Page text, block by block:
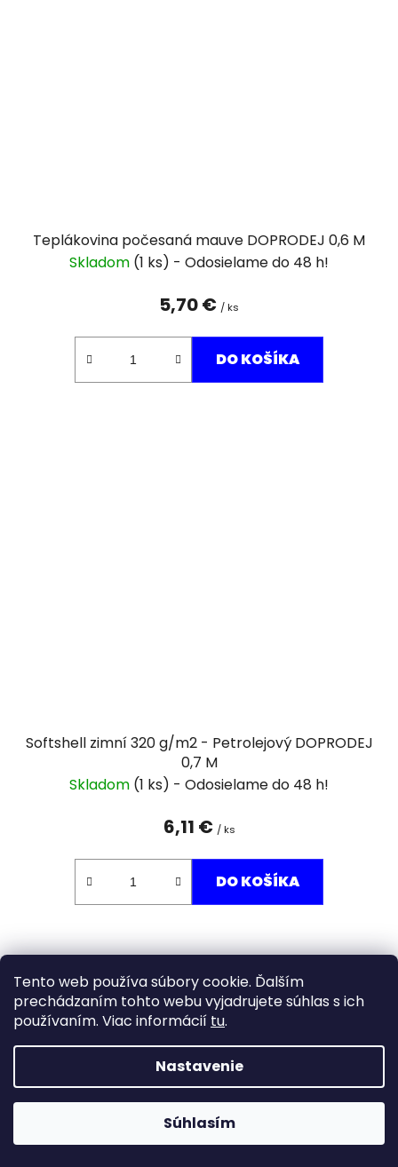
Tento web používa súbory cookie. Ďalším
prechádzaním tohto webu vyjadrujete súhlas s ich
používaním. Viac informácií tu.
Nastavenie
Súhlasím
Teplákovina počesaná mauve DOPRODEJ 0,6 M
Skladom (1 ks)
5,70 € / ks
DO KOŠÍKA
Softshell zimní 320 g/m2 - Petrolejový DOPRODEJ
0,7 M
Skladom (1 ks)
6,11 € / ks
DO KOŠÍKA